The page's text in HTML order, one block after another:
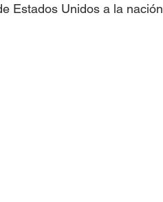
Estados Unidos a la nación